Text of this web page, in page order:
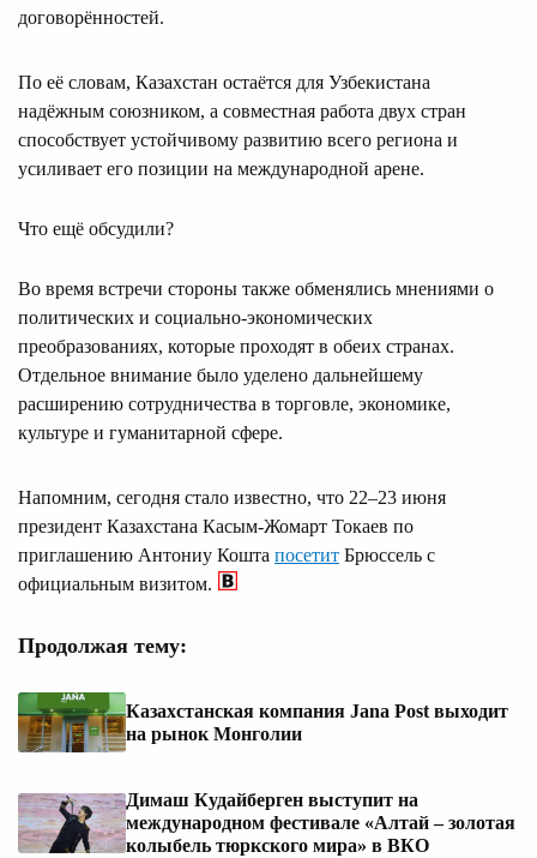
договорённостей.
По её словам, Казахстан остаётся для Узбекистана
надёжным союзником, а совместная работа двух стран
способствует устойчивому развитию всего региона и
усиливает его позиции на международной арене.
Что ещё обсудили?
Во время встречи стороны также обменялись мнениями о
политических и социально-экономических
преобразованиях, которые проходят в обеих странах.
Отдельное внимание было уделено дальнейшему
расширению сотрудничества в торговле, экономике,
культуре и гуманитарной сфере.
Напомним, сегодня стало известно, что 22–23 июня
президент Казахстана Касым-Жомарт Токаев по
приглашению Антониу Кошта посетит Брюссель с
официальным визитом.
Продолжая тему:
Казахстанская компания Jana Post выходит
на рынок Монголии
Димаш Кудайберген выступит на
международном фестивале «Алтай – золотая
колыбель тюркского мира» в ВКО